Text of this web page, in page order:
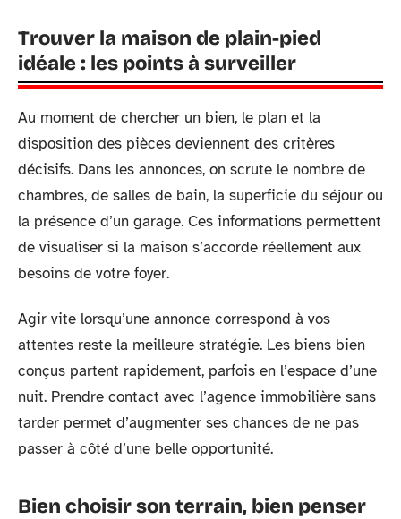
Trouver la maison de plain-pied
idéale : les points à surveiller
Au moment de chercher un bien, le plan et la
disposition des pièces deviennent des critères
décisifs. Dans les annonces, on scrute le nombre de
chambres, de salles de bain, la superficie du séjour ou
la présence d’un garage. Ces informations permettent
de visualiser si la maison s’accorde réellement aux
besoins de votre foyer.
Agir vite lorsqu’une annonce correspond à vos
attentes reste la meilleure stratégie. Les biens bien
conçus partent rapidement, parfois en l’espace d’une
nuit. Prendre contact avec l’agence immobilière sans
tarder permet d’augmenter ses chances de ne pas
passer à côté d’une belle opportunité.
Bien choisir son terrain, bien penser